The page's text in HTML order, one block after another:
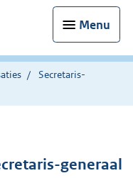
Menu
Secretaris-
generaal